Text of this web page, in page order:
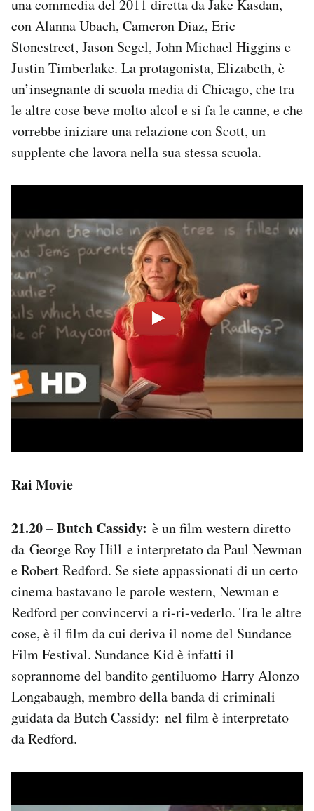
una commedia del 2011 diretta da Jake Kasdan,
con Alanna Ubach, Cameron Diaz, Eric
Stonestreet, Jason Segel, John Michael Higgins e
Justin Timberlake. La protagonista, Elizabeth, è
un’insegnante di scuola media di Chicago, che tra
le altre cose beve molto alcol e si fa le canne, e che
vorrebbe iniziare una relazione con Scott, un
supplente che lavora nella sua stessa scuola.
Rai Movie
21.20 – Butch Cassidy: è un film western diretto
da George Roy Hill e interpretato da Paul Newman
e Robert Redford. Se siete appassionati di un certo
cinema bastavano le parole western, Newman e
Redford per convincervi a ri-ri-vederlo. Tra le altre
cose, è il film da cui deriva il nome del Sundance
Film Festival. Sundance Kid è infatti il
soprannome del bandito gentiluomo Harry Alonzo
Longabaugh, membro della banda di criminali
guidata da Butch Cassidy: nel film è interpretato
da Redford.